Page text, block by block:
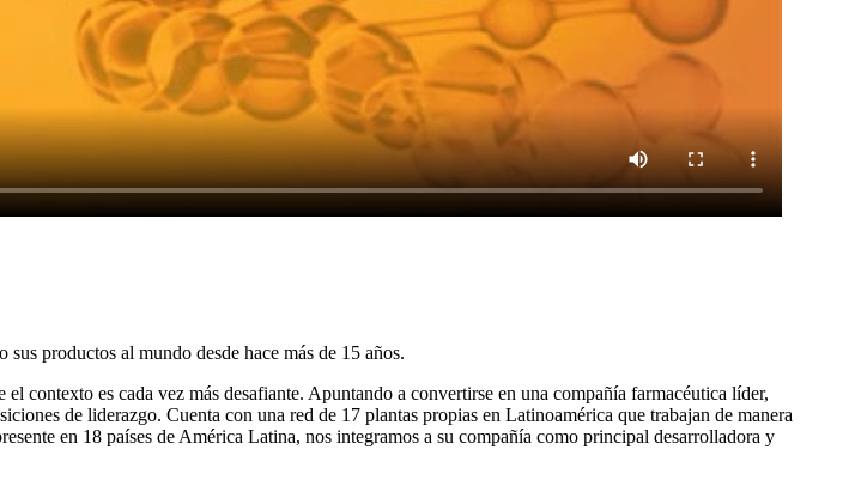
productos al mundo desde hace más de 15 años.
contexto es cada vez más desafiante. Apuntando a convertirse en una compañía farmacéutica líder,
de liderazgo. Cuenta con una red de 17 plantas propias en Latinoamérica que trabajan de manera
en 18 países de América Latina, nos integramos a su compañía como principal desarrolladora y